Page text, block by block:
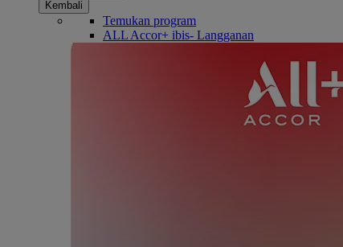
Kembali
Temukan program
ALL Accor+ ibis- Langganan